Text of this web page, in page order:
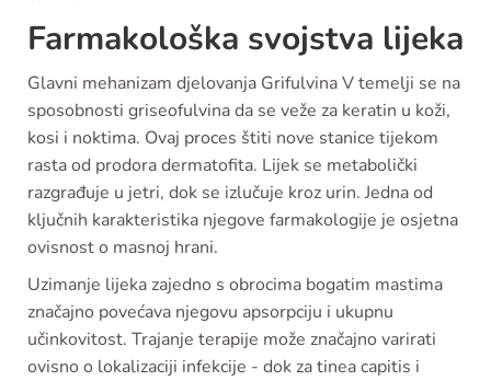
Farmakološka svojstva lijeka
Glavni mehanizam djelovanja Grifulvina V temelji se na
sposobnosti griseofulvina da se veže za keratin u koži,
kosi i noktima. Ovaj proces štiti nove stanice tijekom
rasta od prodora dermatofita. Lijek se metabolički
razgrađuje u jetri, dok se izlučuje kroz urin. Jedna od
ključnih karakteristika njegove farmakologije je osjetna
ovisnost o masnoj hrani.
Uzimanje lijeka zajedno s obrocima bogatim mastima
značajno povećava njegovu apsorpciju i ukupnu
učinkovitost. Trajanje terapije može značajno varirati
ovisno o lokalizaciji infekcije - dok za tinea capitis i